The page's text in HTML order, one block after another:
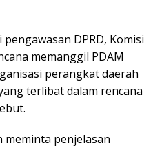
DPRD, Komisi
memanggil PDAM
perangkat daerah
terlibat dalam rencana
penjelasan